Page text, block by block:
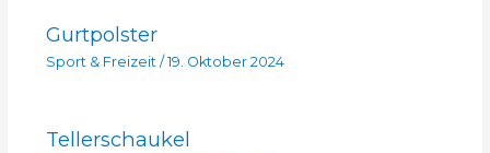
Gurtpolster
Sport & Freizeit/ 19. Oktober 2024
Tellerschaukel